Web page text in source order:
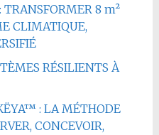
8 m²
CLIMATIQUE,
RÉSILIENTS À
: LA MÉTHODE
CONCEVOIR,